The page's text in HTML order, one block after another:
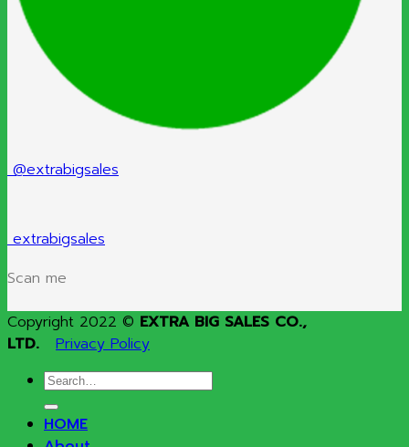
@extrabigsales
extrabigsales
Scan me
Copyright 2022 © EXTRA BIG SALES CO.,
LTD.
Privacy Policy
Search
for:
HOME